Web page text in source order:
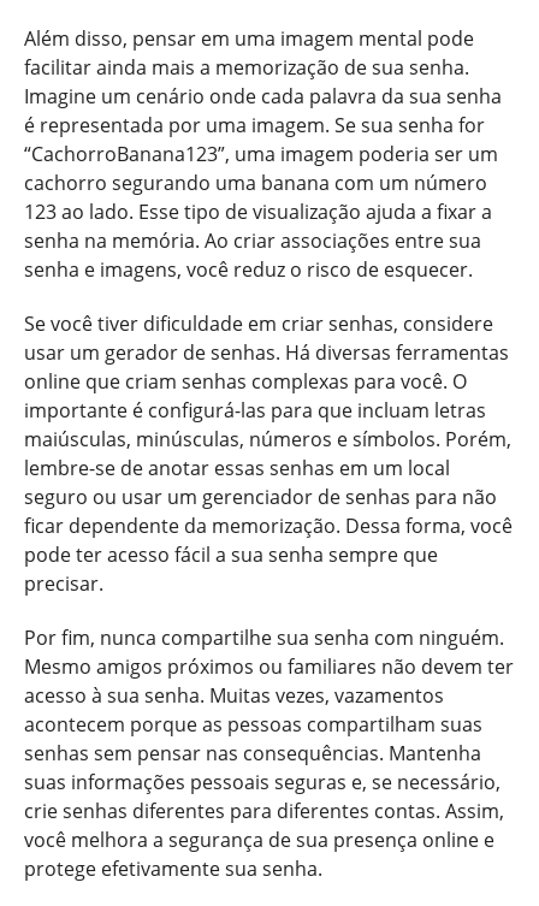
Além disso, pensar em uma imagem mental pode
facilitar ainda mais a memorização de sua senha.
Imagine um cenário onde cada palavra da sua senha
é representada por uma imagem. Se sua senha for
“CachorroBanana123”, uma imagem poderia ser um
cachorro segurando uma banana com um número
123 ao lado. Esse tipo de visualização ajuda a fixar a
senha na memória. Ao criar associações entre sua
senha e imagens, você reduz o risco de esquecer.
Se você tiver dificuldade em criar senhas, considere
usar um gerador de senhas. Há diversas ferramentas
online que criam senhas complexas para você. O
importante é configurá-las para que incluam letras
maiúsculas, minúsculas, números e símbolos. Porém,
lembre-se de anotar essas senhas em um local
seguro ou usar um gerenciador de senhas para não
ficar dependente da memorização. Dessa forma, você
pode ter acesso fácil a sua senha sempre que
precisar.
Por fim, nunca compartilhe sua senha com ninguém.
Mesmo amigos próximos ou familiares não devem ter
acesso à sua senha. Muitas vezes, vazamentos
acontecem porque as pessoas compartilham suas
senhas sem pensar nas consequências. Mantenha
suas informações pessoais seguras e, se necessário,
crie senhas diferentes para diferentes contas. Assim,
você melhora a segurança de sua presença online e
protege efetivamente sua senha.